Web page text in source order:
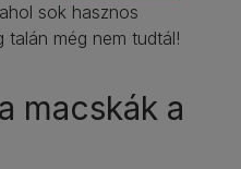
sok hasznos
talán még nem tudtál!
macskák a